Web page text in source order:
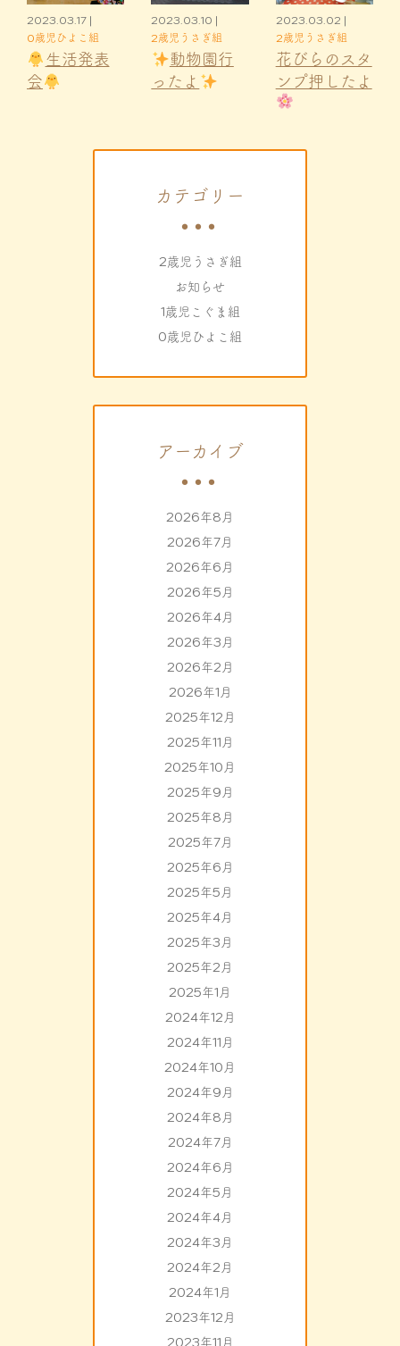
2023.03.17 |
0歳児ひよこ組
生活発表
会
2023.03.10 |
2歳児うさぎ組
動物園行
ったよ
2023.03.02 |
2歳児うさぎ組
花びらのスタ
ンプ押したよ
カテゴリー
2歳児うさぎ組
お知らせ
1歳児こぐま組
0歳児ひよこ組
アーカイブ
2026年8月
2026年7月
2026年6月
2026年5月
2026年4月
2026年3月
2026年2月
2026年1月
2025年12月
2025年11月
2025年10月
2025年9月
2025年8月
2025年7月
2025年6月
2025年5月
2025年4月
2025年3月
2025年2月
2025年1月
2024年12月
2024年11月
2024年10月
2024年9月
2024年8月
2024年7月
2024年6月
2024年5月
2024年4月
2024年3月
2024年2月
2024年1月
2023年12月
2023年11月